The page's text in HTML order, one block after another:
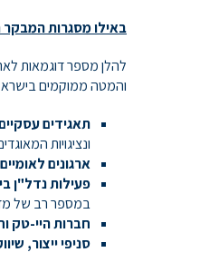
באילו מסגרות המבקר
להלן מספר דוגמאות
והמטה ממוקמים
תאגידים
ונציגויות
ארגונים
פעילות נדל"ן
במספר רב של
חברות היי-טק
סניפי ייצור,